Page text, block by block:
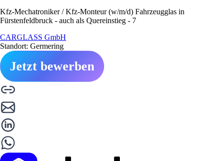
Kfz-Mechatroniker / Kfz-Monteur (w/m/d) Fahrzeugglas in
Fürstenfeldbruck - auch als Quereinstieg - 7
CARGLASS GmbH
Standort: Germering
Jetzt bewerben